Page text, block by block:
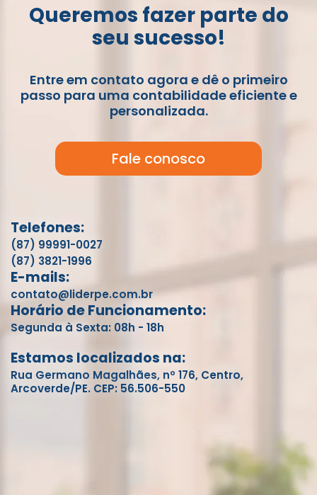
Queremos fazer parte do
seu sucesso!
Entre em contato agora e dê o primeiro
passo para uma contabilidade eficiente e
personalizada.
Fale conosco
Telefones:
(87) 99991-0027
(87) 3821-1996
E-mails:
contato@liderpe.com.br
Horário de Funcionamento:
Segunda à Sexta: 08h - 18h
Estamos localizados na:
Rua Germano Magalhães, nº 176, Centro,
Arcoverde/PE. CEP: 56.506-550